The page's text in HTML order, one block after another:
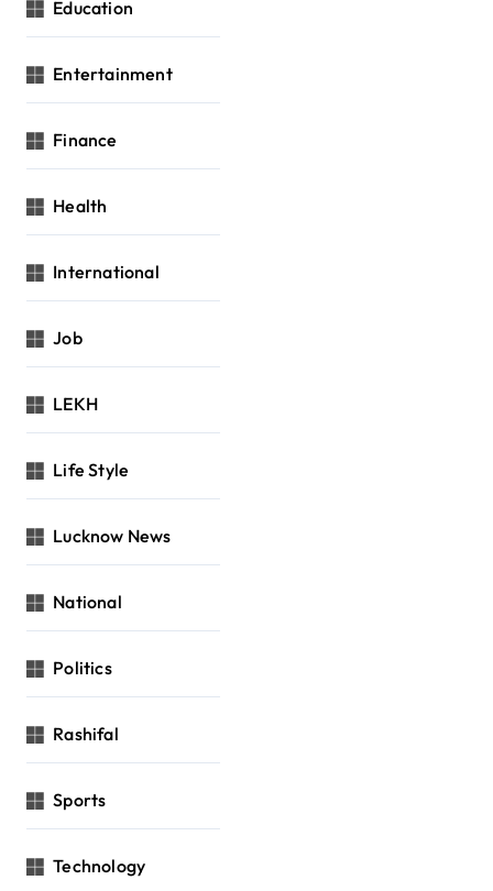
Education
Entertainment
Finance
Health
International
Job
LEKH
Life Style
Lucknow News
National
Politics
Rashifal
Sports
Technology